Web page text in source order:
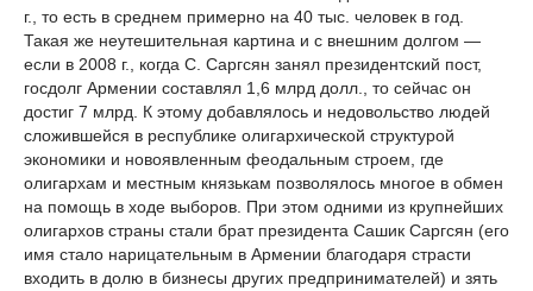
г., то есть в среднем примерно на 40 тыс. человек в год.
Такая же неутешительная картина и с внешним долгом —
если в 2008 г., когда С. Саргсян занял президентский пост,
госдолг Армении составлял 1,6 млрд долл., то сейчас он
достиг 7 млрд. К этому добавлялось и недовольство людей
сложившейся в республике олигархической структурой
экономики и новоявленным феодальным строем, где
олигархам и местным князькам позволялось многое в обмен
на помощь в ходе выборов. При этом одними из крупнейших
олигархов страны стали брат президента Сашик Саргсян (его
имя стало нарицательным в Армении благодаря страсти
входить в долю в бизнесы других предпринимателей) и зять